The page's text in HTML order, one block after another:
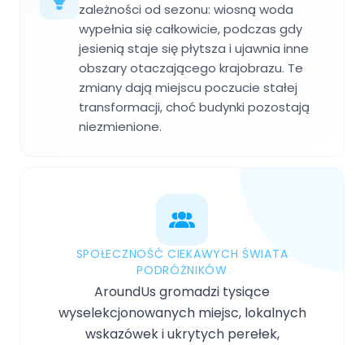
zależności od sezonu: wiosną woda
wypełnia się całkowicie, podczas gdy
jesienią staje się płytsza i ujawnia inne
obszary otaczającego krajobrazu. Te
zmiany dają miejscu poczucie stałej
transformacji, choć budynki pozostają
niezmienione.
SPOŁECZNOŚĆ CIEKAWYCH ŚWIATA
PODRÓŻNIKÓW
AroundUs gromadzi tysiące
wyselekcjonowanych miejsc, lokalnych
wskazówek i ukrytych perełek,